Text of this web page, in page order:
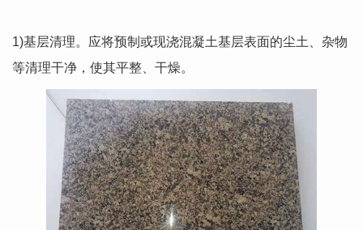
1)基层清理。应将预制或现浇混凝土基层表面的尘土、杂物
等清理干净，使其平整、干燥。